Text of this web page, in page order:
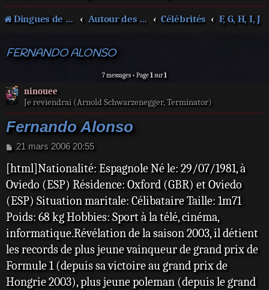
Dingues de séries télé ! Autour des films et séries Célébrités F, G, H, I, J
FERNANDO ALONSO
7 messages • Page1sur1
ninouee
Je reviendrai (Arnold Schwarzenegger, Terminator)
Fernando Alonso
M
s
a
g
21 mars 2006 20:55
[html]Nationalité: Espagnole Né le: 29/07/1981, à
Oviedo (ESP) Résidence: Oxford (GBR) et Oviedo
(ESP) Situation maritale: Célibataire Taille: 1m71
Poids: 68 kg Hobbies: Sport à la télé, cinéma,
informatique.Révélation de la saison 2003, il détient
les records de plus jeune vainqueur de grand prix de
Formule 1 (depuis sa victoire au grand prix de
Hongrie 2003), plus jeune poleman (depuis le grand